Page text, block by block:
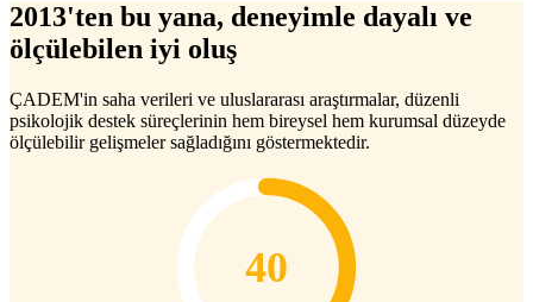
2013'ten bu yana, deneyimle dayalı ve
ölçülebilen iyi oluş
ÇADEM'in saha verileri ve uluslararası araştırmalar, düzenli
psikolojik destek süreçlerinin hem bireysel hem kurumsal düzeyde
ölçülebilir gelişmeler sağladığını göstermektedir.
40